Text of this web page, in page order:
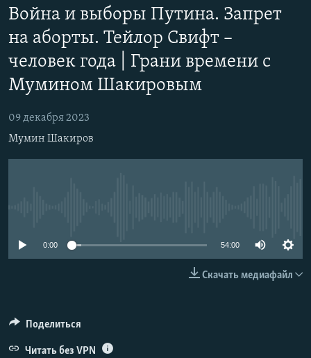
Вернутся
главной
навигации
Вернутся
поиску
МНЕНИЯ
КУЛЬТУРА
IDEL.РЕАЛИИ
КАВКАЗ.РЕАЛИИ
СЕВЕР.РЕАЛИИ
СИБИРЬ.РЕАЛИИ
РАСПИСАНИЕ ВЕЩАНИЯ
CastBox
Подписаться
Война и выборы Путина. Запрет
на аборты. Тейлор Свифт –
человек года | Грани времени с
Мумином Шакировым
09 декабря 2023
Мумин Шакиров
0:00 54:00
Скачать медиафайл
Поделиться
Читать без VPN